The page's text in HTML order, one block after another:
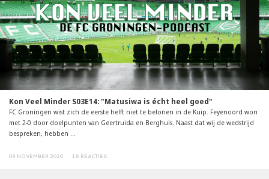
Kon Veel Minder S03E14: "Matusiwa is écht heel goed"
FC Groningen wist zich de eerste helft niet te belonen in de Kuip. Feyenoord won
met 2-0 door doelpunten van Geertruida en Berghuis. Naast dat wij de wedstrijd
bespreken, hebben ...
09 NOVEMBER 2020 18 REACTIES